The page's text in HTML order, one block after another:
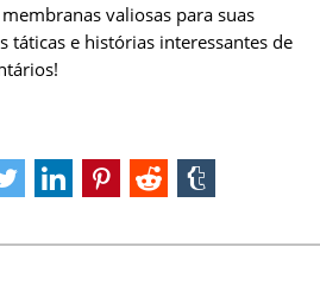
valiosas para suas
táticas e histórias interessantes de